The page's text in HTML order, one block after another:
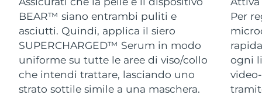
BEAR™ siano entrambi puliti e
asciutti. Quindi, applica il siero
SUPERCHARGED™ Serum in modo
uniforme su tutte le aree di viso/collo
che intendi trattare, lasciando uno
strato sottile simile a una maschera.
Per
ogni